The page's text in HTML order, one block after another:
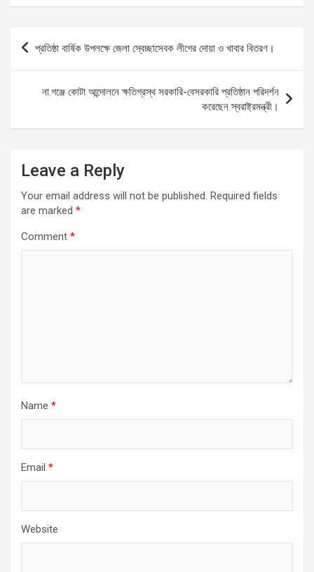
ce
b
o
o
k
ail at
A
p
p
se
g
er
ar
Post
navigation
প্রতিষ্ঠা বার্ষিক উপলক্ষে জেলা স্বেচ্ছাসেবক লীগের দোয়া ও খাবার বিতরণ।
না.গঞ্জে কোটা আন্দোলনে ক্ষতিগ্রস্থ সরকারি-বেসরকারি প্রতিষ্ঠান পরিদর্শন
করেছেন স্বরাষ্ট্রমন্ত্রী।
Leave a Reply
Your email address will not be published. Required fields
are marked *
Comment *
Name *
Email *
Website